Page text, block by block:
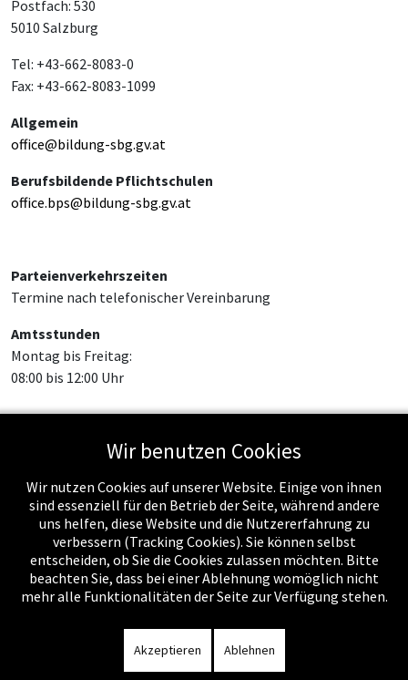
Postfach: 530
5010 Salzburg
Tel: +43-662-8083-0
Fax: +43-662-8083-1099
Allgemein
office@bildung-sbg.gv.at
Berufsbildende Pflichtschulen
office.bps@bildung-sbg.gv.at
Parteienverkehrszeiten
Termine nach telefonischer Vereinbarung
Amtsstunden
Montag bis Freitag:
08:00 bis 12:00 Uhr
Feed-EinträgeWir benutzen Cookies
Wir nutzen Cookies auf unserer Website. Einige von ihnen
sind essenziell für den Betrieb der Seite, während andere
uns helfen, diese Website und die Nutzererfahrung zu
verbessern (Tracking Cookies). Sie können selbst
entscheiden, ob Sie die Cookies zulassen möchten. Bitte
beachten Sie, dass bei einer Ablehnung womöglich nicht
mehr alle Funktionalitäten der Seite zur Verfügung stehen.
Akzeptieren Ablehnen